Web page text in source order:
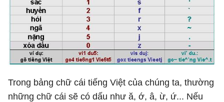
Trong bảng chữ cái tiếng Việt của chúng ta, thường
những chữ cái sẽ có dấu như ă, ớ, â, ừ, ứ... Nếu